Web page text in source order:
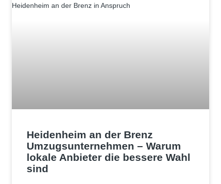
Heidenheim an der Brenz
Umzugsunternehmen – Warum
lokale Anbieter die bessere Wahl
sind